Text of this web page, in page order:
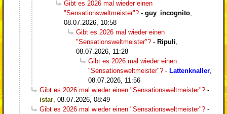
Gibt es 2026 mal wieder einen
"Sensationsweltmeister"? - guy_incognito
08.07.2026, 10:58
Gibt es 2026 mal wieder einen
"Sensationsweltmeister"? - Ripuli
08.07.2026, 11:28
Gibt es 2026 mal wieder einen
"Sensationsweltmeister"? - Lattenknaller
08.07.2026, 11:56
Gibt es 2026 mal wieder einen "Sensationsweltmeister"? -
istar 08.07.2026, 08:49
Gibt es 2026 mal wieder einen "Sensationsweltmeister"? -